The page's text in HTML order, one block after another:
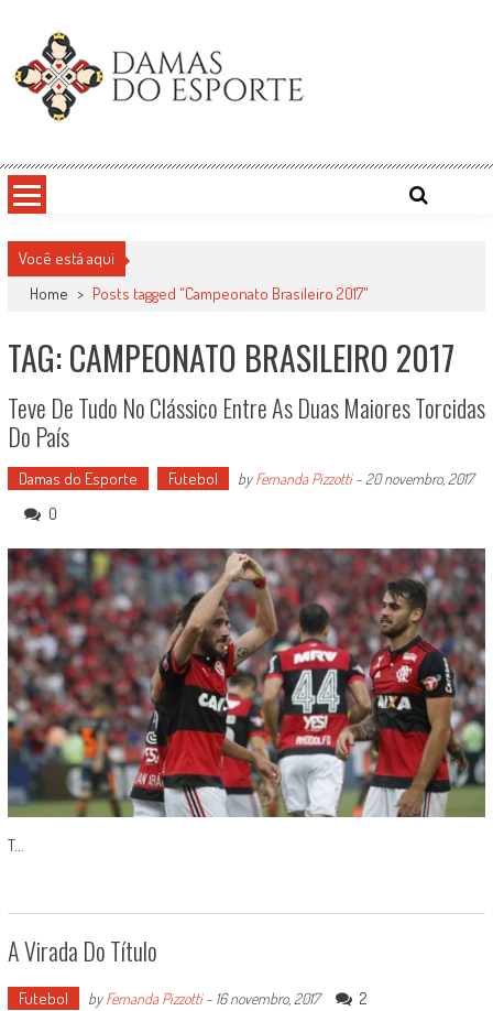
content
Damas do Esporte
Você está aqui
Home > Posts tagged "Campeonato Brasileiro 2017"
TAG: CAMPEONATO BRASILEIRO 2017
Teve De Tudo No Clássico Entre As Duas Maiores Torcidas
Do País
Damas do Esporte Futebol byFernanda Pizzotti- 20 novembro, 2017
0
T...
A Virada Do Título
Futebol byFernanda Pizzotti- 16 novembro, 2017 2